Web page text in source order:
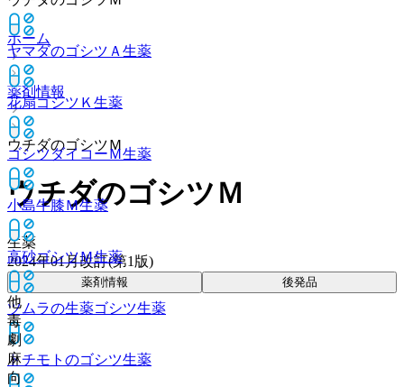
ヤマダのゴシツＡ 生薬
花扇ゴシツＫ 生薬
ゴシツダイコーＭ生薬
小島牛膝Ｍ生薬
高砂ゴシツＭ生薬
ツムラの生薬ゴシツ生薬
トチモトのゴシツ生薬
ホーム
薬剤情報
ウチダのゴシツＭ
ウチダのゴシツＭ
生薬
2024年01月改訂(第1版)
薬剤情報 後発品
他
毒
劇
麻
向